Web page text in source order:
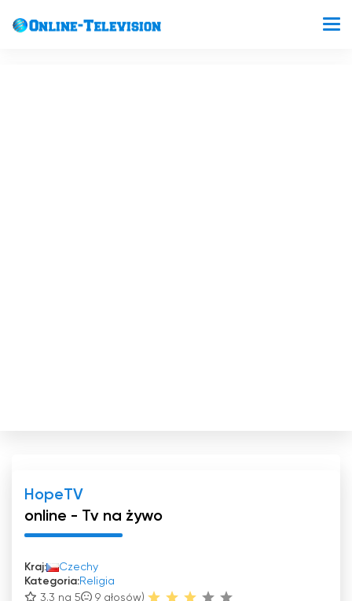
HopeTV
online - Tv na żywo
Kraj:
Czechy
Kategoria:Religia
3.3 na 5
9 głosów)